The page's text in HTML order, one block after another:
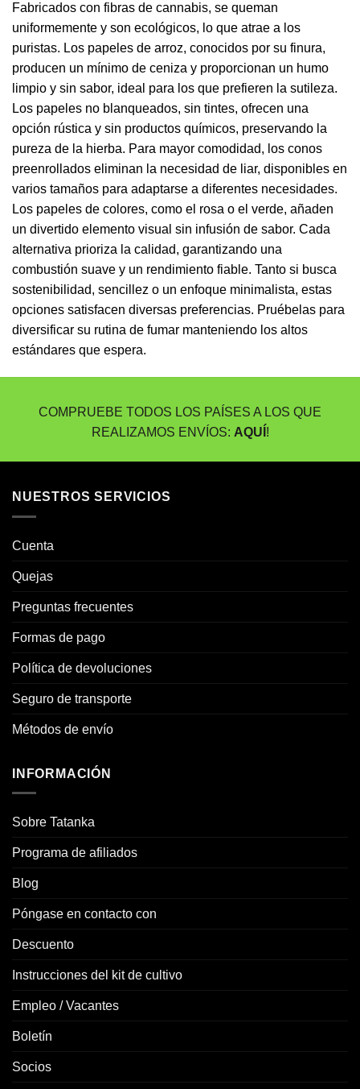
Fabricados con fibras de cannabis, se queman
uniformemente y son ecológicos, lo que atrae a los
puristas. Los papeles de arroz, conocidos por su finura,
producen un mínimo de ceniza y proporcionan un humo
limpio y sin sabor, ideal para los que prefieren la sutileza.
Los papeles no blanqueados, sin tintes, ofrecen una
opción rústica y sin productos químicos, preservando la
pureza de la hierba. Para mayor comodidad, los conos
preenrollados eliminan la necesidad de liar, disponibles en
varios tamaños para adaptarse a diferentes necesidades.
Los papeles de colores, como el rosa o el verde, añaden
un divertido elemento visual sin infusión de sabor. Cada
alternativa prioriza la calidad, garantizando una
combustión suave y un rendimiento fiable. Tanto si busca
sostenibilidad, sencillez o un enfoque minimalista, estas
opciones satisfacen diversas preferencias. Pruébelas para
diversificar su rutina de fumar manteniendo los altos
estándares que espera.
COMPRUEBE TODOS LOS PAÍSES A LOS QUE
REALIZAMOS ENVÍOS: AQUÍ !
NUESTROS SERVICIOS
Cuenta
Quejas
Preguntas frecuentes
Formas de pago
Política de devoluciones
Seguro de transporte
Métodos de envío
INFORMACIÓN
Sobre Tatanka
Programa de afiliados
Blog
Póngase en contacto con
Descuento
Instrucciones del kit de cultivo
Empleo / Vacantes
Boletín
Socios